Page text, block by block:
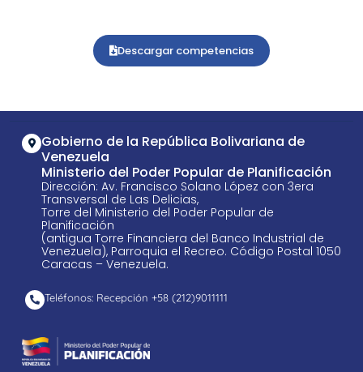
Descargar competencias
Gobierno de la República Bolivariana de
Venezuela
Ministerio del Poder Popular de Planificación
Dirección: Av. Francisco Solano López con 3era
Transversal de Las Delicias,
Torre del Ministerio del Poder Popular de
Planificación
(antigua Torre Financiera del Banco Industrial de
Venezuela), Parroquia el Recreo. Código Postal 1050
Caracas – Venezuela.
Teléfonos: Recepción +58 ​(212)9011111